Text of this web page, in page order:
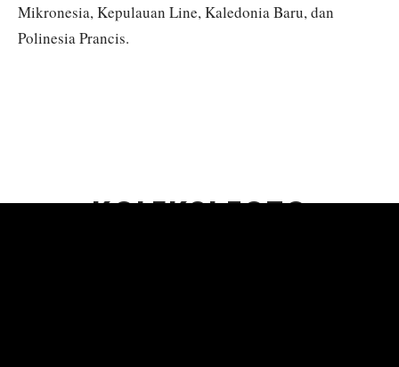
Mikronesia, Kepulauan Line, Kaledonia Baru, dan
Polinesia Prancis.
KOLEKSI FOTO